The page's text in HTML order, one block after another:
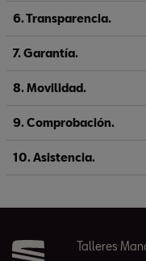
6. Transparencia.
7. Garantía.
8. Movilidad.
9. Comprobación.
10. Asistencia.
Talleres